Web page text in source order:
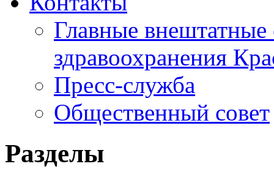
Главные внештатные
здравоохранения
Пресс-служба
Общественный совет
Разделы